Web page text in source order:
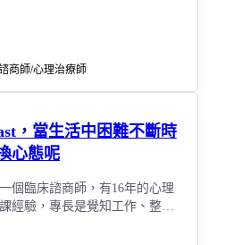
商師/心理治療師
，當生活中困難不斷時
心態呢
個臨床諮商師，有16年的心理
經驗，專長是覺知工作、整合